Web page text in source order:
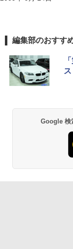
編集部のおすす
Google 検